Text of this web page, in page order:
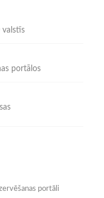
valstīs
portālos
portāli